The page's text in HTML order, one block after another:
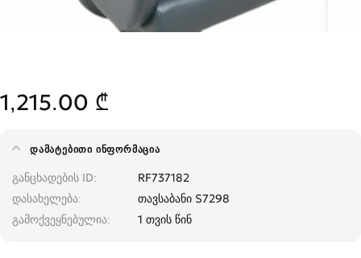
1,215.00 ₾
ᲓᲐᲛᲐᲢᲔᲑᲘᲗᲘ ᲘᲜᲤᲝᲠᲛᲐᲪᲘᲐ
განცხადების ID
RF737182
დასახელება
თავსაბანი S7298
გამოქვეყნებულია
1 თვის წინ